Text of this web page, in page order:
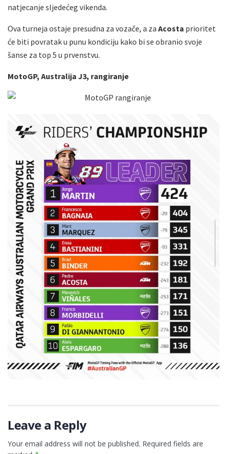
natjecanje sljedećeg vikenda.
Ova turneja ostaje presudna za vozače, a za Acosta prioritet
će biti povratak u punu kondiciju kako bi se obranio svoje
šanse za top 5 u prvenstvu.
MotoGP, Australija J3, rangiranje
Leave a Reply
Your email address will not be published. Required fields are